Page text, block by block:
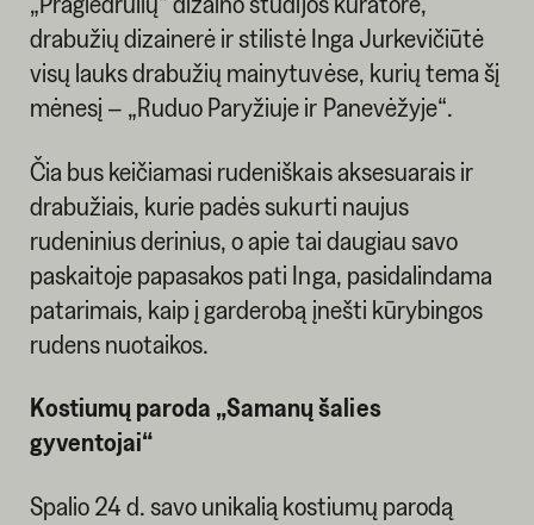
drabužių dizainerė ir stilistė Inga Jurkevičiūtė
visų lauks drabužių mainytuvėse, kurių tema šį
mėnesį – „Ruduo Paryžiuje ir Panevėžyje“.
Čia bus keičiamasi rudeniškais aksesuarais ir
drabužiais, kurie padės sukurti naujus
rudeninius derinius, o apie tai daugiau savo
paskaitoje papasakos pati Inga, pasidalindama
patarimais, kaip į garderobą įnešti kūrybingos
rudens nuotaikos.
Kostiumų paroda „Samanų šalies
gyventojai“
Spalio 24 d. savo unikalią kostiumų parodą